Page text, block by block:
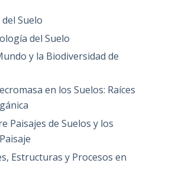
Suelo
del Suelo
y la Biodiversidad de
en los Suelos: Raíces
Paisajes de Suelos y los
Estructuras y Procesos en